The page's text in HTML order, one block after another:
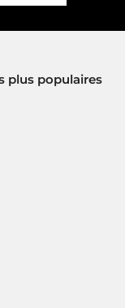
plus populaires